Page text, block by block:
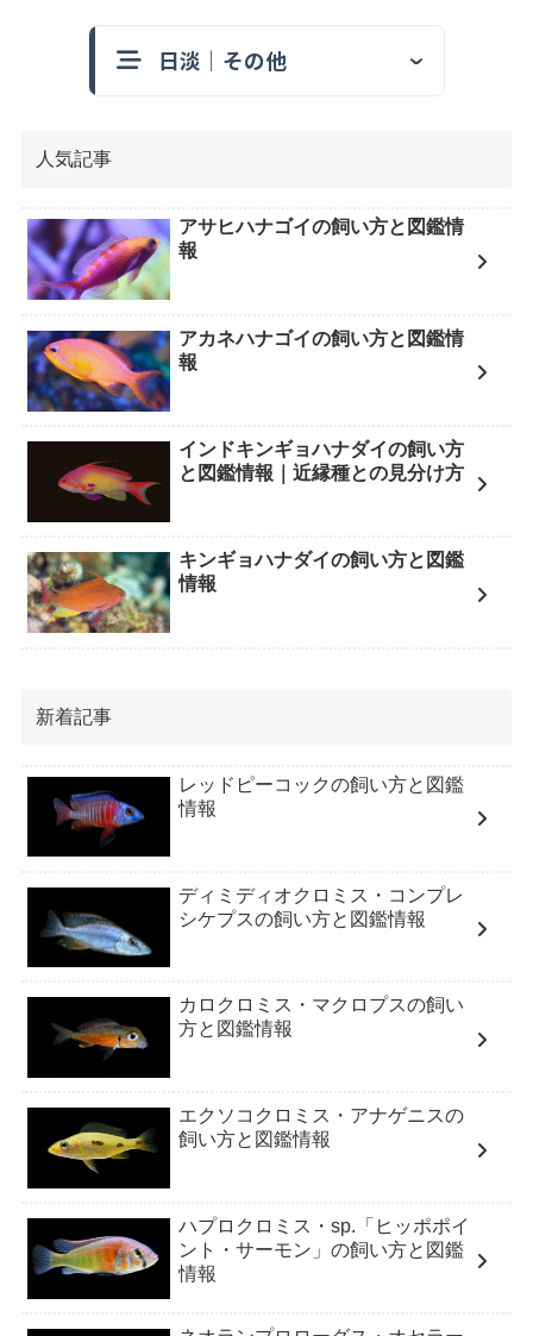
日淡｜その他
人気記事
アサヒハナゴイの飼い方と図鑑情
報
アカネハナゴイの飼い方と図鑑情
報
インドキンギョハナダイの飼い方
と図鑑情報｜近縁種との見分け方
キンギョハナダイの飼い方と図鑑
情報
新着記事
レッドピーコックの飼い方と図鑑
情報
ディミディオクロミス・コンプレ
シケプスの飼い方と図鑑情報
カロクロミス・マクロプスの飼い
方と図鑑情報
エクソコクロミス・アナゲニスの
飼い方と図鑑情報
ハプロクロミス・sp.「ヒッポポイ
ント・サーモン」の飼い方と図鑑
情報